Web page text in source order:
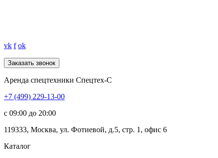
vk f ok
Аренда спецтехники Спецтех-С
+7 (499) 229-13-00
c 09:00 до 20:00
119333, Москва, ул. Фотиевой, д.5, стр. 1, офис 6
Каталог